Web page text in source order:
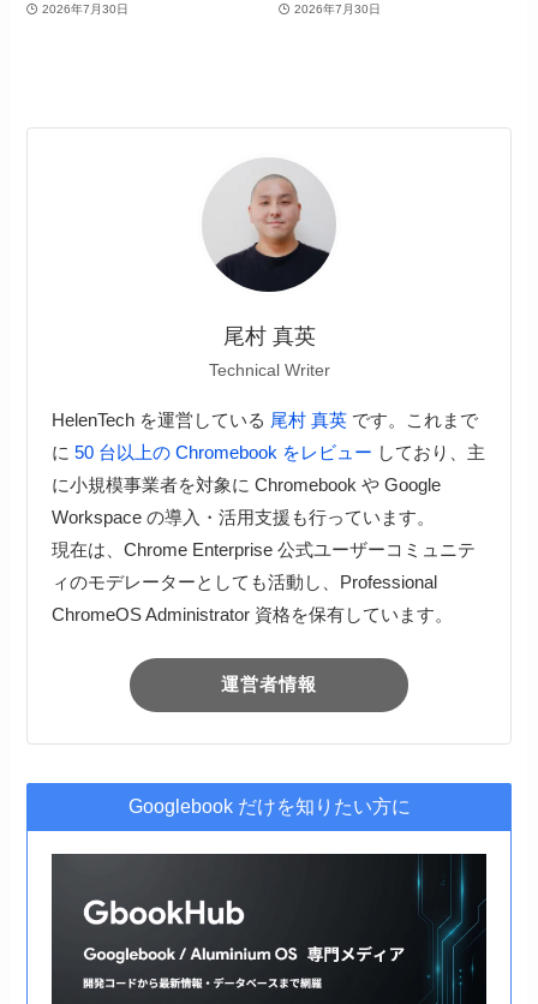
2026年7月30日 2026年7月30日
尾村 真英
Technical Writer
HelenTech を運営している 尾村 真英です。これまで
に 50 台以上の Chromebook をレビュー しており、主
に小規模事業者を対象に Chromebook や Google
Workspace の導入・活用支援も行っています。
現在は、Chrome Enterprise 公式ユーザーコミュニテ
ィのモデレーターとしても活動し、Professional
ChromeOS Administrator 資格を保有しています。
運営者情報
Googlebook だけを知りたい方に